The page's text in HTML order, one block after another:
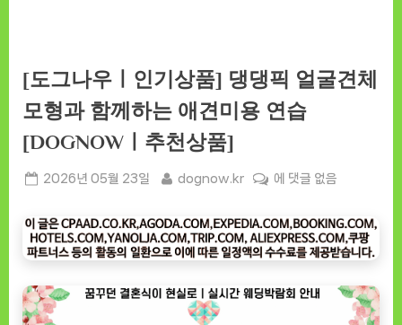
[도그나우ㅣ인기상품] 댕댕픽 얼굴견체
모형과 함께하는 애견미용 연습
[DOGNOWㅣ추천상품]
Posted
2026년 05월 23일 By
dognow.kr
[도
나
우
ㅣ
에 댓글 없음